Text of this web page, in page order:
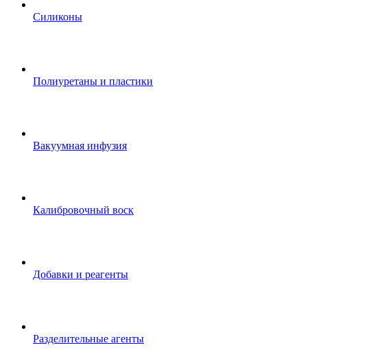
Силиконы
Полиуретаны и пластики
Вакуумная инфузия
Калибровочный воск
Добавки и реагенты
Разделительные агенты